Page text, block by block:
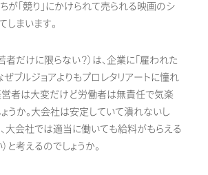
が「競り」にかけられて売られる映画のシ
まいます。
だけに限らない？）は、企業に「雇われた
ぜブルジョアよりもプロレタリアートに憧れ
営者は大変だけど労働者は無責任で気楽
うか。大会社は安定していて潰れないし
、大会社では適当に働いても給料がもらえる
と考えるのでしょうか。